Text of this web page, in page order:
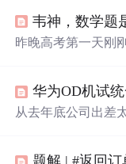
聊北漂们的艰辛吧
户口，最近小孩快
了。 朋友离开的太
北漂这么多年，工
的寥寥无几了。 前
韦神，数学题
昨晚高考第一天刚
题：“韦神，数学
的段子也层出不穷
玩笑中将高考数学
从去年底公司出差